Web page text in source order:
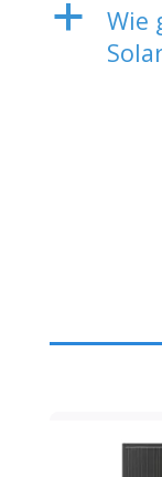
a
Wie